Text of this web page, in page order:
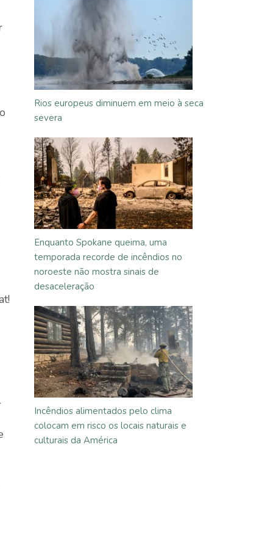
Rios europeus diminuem em meio à seca
severa
Enquanto Spokane queima, uma
temporada recorde de incêndios no
noroeste não mostra sinais de
desaceleração
Incêndios alimentados pelo clima
colocam em risco os locais naturais e
culturais da América